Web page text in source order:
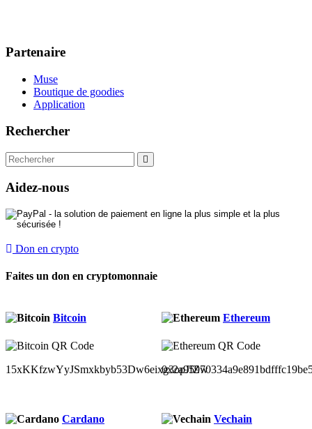
Partenaire
Muse
Boutique de goodies
Application
Rechercher
Aidez-nous
Don en crypto
Faites un don en cryptomonnaie
Bitcoin
15xKKfzwYyJSmxkbyb53Dw6eixg3opJfZw
Ethereum
Cardano Vechain